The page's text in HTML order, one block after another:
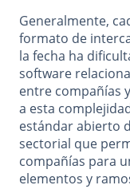
Generalmente,
formato de
la fecha ha
software
entre compañías
a esta
estándar abierto
sectorial que
compañías para
elementos y